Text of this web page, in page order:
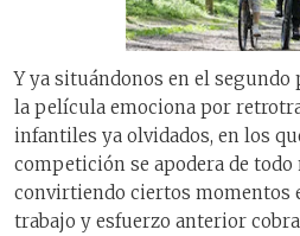
Y ya situándonos en el
la película emociona por
infantiles ya olvidados, en los
competición se apodera de todo
convirtiendo ciertos momentos
trabajo y esfuerzo anterior